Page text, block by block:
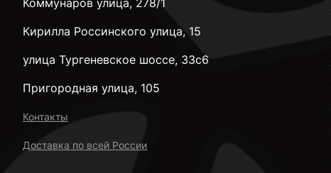
Кирилла Россинского улица, 15
улица Тургеневское шоссе, 33с6
Пригородная улица, 105
Контакты
Доставка по всей России